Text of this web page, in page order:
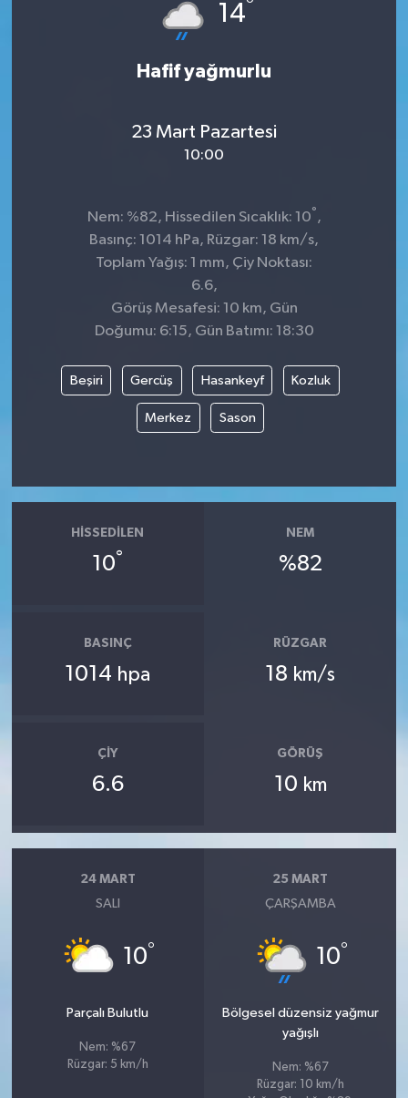
14°
Hafif yağmurlu
23 Mart Pazartesi
10:00
Nem: %82, Hissedilen Sıcaklık: 10° ,
Basınç: 1014 hPa, Rüzgar: 18 km/s,
Toplam Yağış: 1 mm, Çiy Noktası:
6.6,
Görüş Mesafesi: 10 km, Gün
Doğumu: 6:15, Gün Batımı: 18:30
Beşiri Gercüş Hasankeyf Kozluk
Merkez Sason
HISSEDILEN
10°
NEM
%82
BASINÇ
1014 hpa
RÜZGAR
18 km/s
ÇIY
6.6
GÖRÜŞ
10 km
24 MART
SALI
10°
Parçalı Bulutlu
Nem: %67
Rüzgar: 5 km/h
25 MART
ÇARŞAMBA
10°
Bölgesel düzensiz yağmur
yağışlı
Nem: %67
Rüzgar: 10 km/h